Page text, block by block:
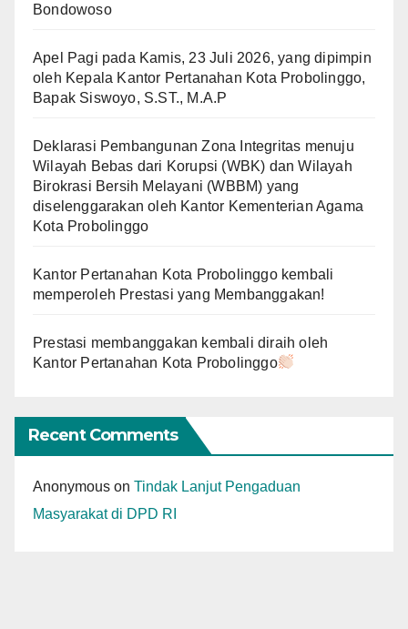
Bondowoso
Apel Pagi pada Kamis, 23 Juli 2026, yang dipimpin
oleh Kepala Kantor Pertanahan Kota Probolinggo,
Bapak Siswoyo, S.ST., M.A.P
Deklarasi Pembangunan Zona Integritas menuju
Wilayah Bebas dari Korupsi (WBK) dan Wilayah
Birokrasi Bersih Melayani (WBBM) yang
diselenggarakan oleh Kantor Kementerian Agama
Kota Probolinggo
Kantor Pertanahan Kota Probolinggo kembali
memperoleh Prestasi yang Membanggakan!
Prestasi membanggakan kembali diraih oleh
Kantor Pertanahan Kota Probolinggo
Recent Comments
Anonymous on Tindak Lanjut Pengaduan
Masyarakat di DPD RI